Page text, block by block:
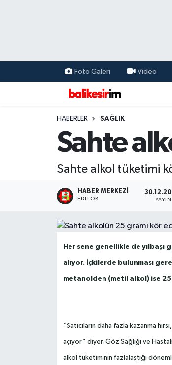
Foto Galeri Video
HABERLER SAĞLIK
Sahte
Sahte alkol tüketimi
HABER MERKEZI
EDITÖR
Her sene genellikle de yılbaşı
alıyor. İçkilerde bulunması
metanolden (metil alkol) ise
“Satıcıların daha fazla kazanma
açıyor” diyen Göz Sağlığı ve
alkol tüketiminin fazlalaştığı